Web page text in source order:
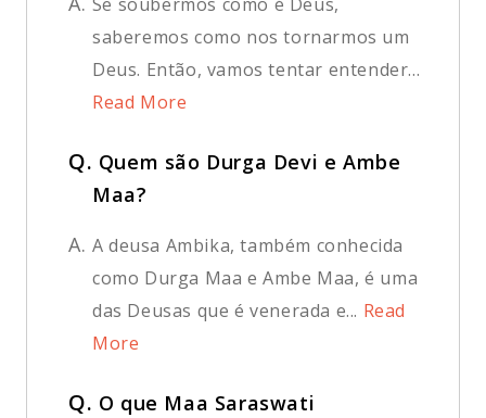
saberemos como nos tornarmos um
Deus. Então, vamos tentar entender...
Read More
Q. Quem são Durga Devi e Ambe
Maa?
A. A deusa Ambika, também conhecida
como Durga Maa e Ambe Maa, é uma
das Deusas que é venerada e... Read
More
Q. O que Maa Saraswati